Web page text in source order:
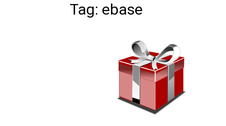
Tag: ebase